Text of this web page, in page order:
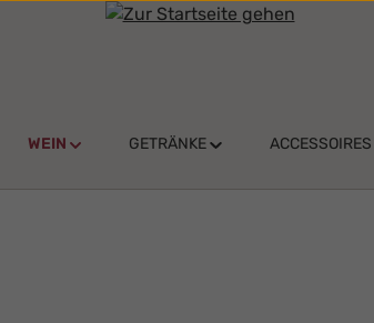
WEIN GETRÄNKE ACCESSOIRES